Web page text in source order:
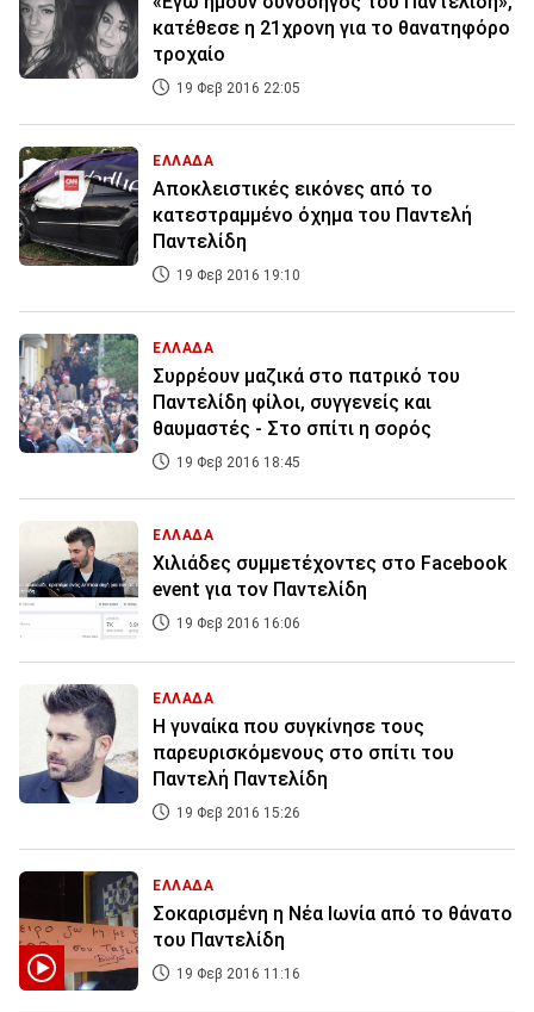
κατέθεσε η 21χρονη για το θανατηφόρο
τροχαίο
19 Φεβ 2016 22:05
ΕΛΛΑΔΑ
Αποκλειστικές εικόνες από το
κατεστραμμένο όχημα του Παντελή
Παντελίδη
19 Φεβ 2016 19:10
ΕΛΛΑΔΑ
Συρρέουν μαζικά στο πατρικό του
Παντελίδη φίλοι, συγγενείς και
θαυμαστές - Στο σπίτι η σορός
19 Φεβ 2016 18:45
ΕΛΛΑΔΑ
Χιλιάδες συμμετέχοντες στο Facebook
event για τον Παντελίδη
19 Φεβ 2016 16:06
ΕΛΛΑΔΑ
Η γυναίκα που συγκίνησε τους
παρευρισκόμενους στο σπίτι του
Παντελή Παντελίδη
19 Φεβ 2016 15:26
ΕΛΛΑΔΑ
Σοκαρισμένη η Νέα Ιωνία από το θάνατο
του Παντελίδη
19 Φεβ 2016 11:16